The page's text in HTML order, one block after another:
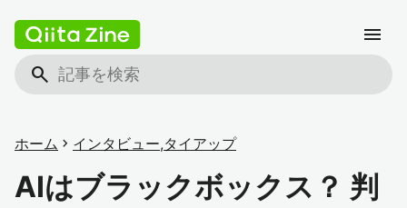
search
menu
ホーム chevron_right インタビュー,タイアップ
AIはブラックボックス？ 判